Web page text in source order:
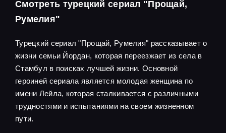
Смотреть турецкий сериал "Прощай,
Румелия"
Турецкий сериал "Прощай, Румелия" рассказывает о
жизни семьи Йордан, которая переезжает из села в
Стамбул в поисках лучшей жизни. Основной
героиней сериала является молодая женщина по
имени Лейла, которая сталкивается с различными
трудностями и испытаниями на своем жизненном
пути.